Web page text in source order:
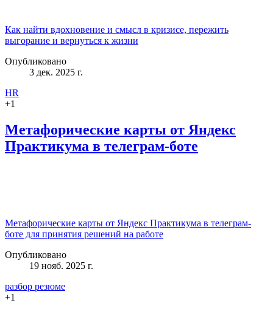
Как найти вдохновение и смысл в кризисе, пережить
выгорание и вернуться к жизни
Опубликовано
3 дек. 2025 г.
HR
+1
Метафорические карты от Яндекс
Практикума в телеграм-боте
Метафорические карты от Яндекс Практикума в телеграм-
боте для принятия решений на работе
Опубликовано
19 нояб. 2025 г.
разбор резюме
+1